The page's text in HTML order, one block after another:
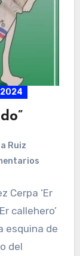
Ruiz
Cerpa ‘Er
callehero’
esquina de
del